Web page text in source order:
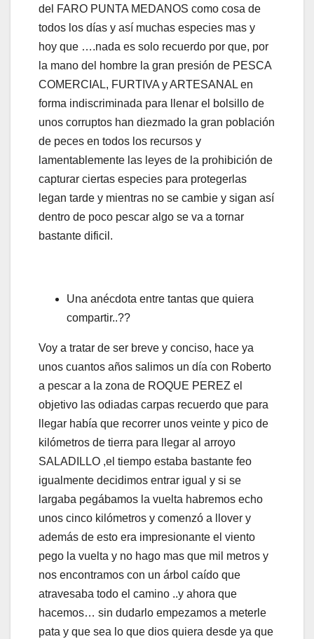
del FARO PUNTA MEDANOS como cosa de
todos los días y así muchas especies mas y
hoy que ….nada es solo recuerdo por que, por
la mano del hombre la gran presión de PESCA
COMERCIAL, FURTIVA y ARTESANAL en
forma indiscriminada para llenar el bolsillo de
unos corruptos han diezmado la gran población
de peces en todos los recursos y
lamentablemente las leyes de la prohibición de
capturar ciertas especies para protegerlas
legan tarde y mientras no se cambie y sigan así
dentro de poco pescar algo se va a tornar
bastante dificil.
Una anécdota entre tantas que quiera
compartir..??
Voy a tratar de ser breve y conciso, hace ya
unos cuantos años salimos un día con Roberto
a pescar a la zona de ROQUE PEREZ el
objetivo las odiadas carpas recuerdo que para
llegar había que recorrer unos veinte y pico de
kilómetros de tierra para llegar al arroyo
SALADILLO ,el tiempo estaba bastante feo
igualmente decidimos entrar igual y si se
largaba pegábamos la vuelta habremos echo
unos cinco kilómetros y comenzó a llover y
además de esto era impresionante el viento
pego la vuelta y no hago mas que mil metros y
nos encontramos con un árbol caído que
atravesaba todo el camino ..y ahora que
hacemos… sin dudarlo empezamos a meterle
pata y que sea lo que dios quiera desde ya que